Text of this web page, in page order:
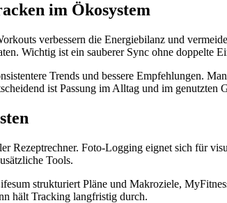
im Ökosystem
verbessern die Energiebilanz und
Wichtig ist ein sauberer Sync ohne doppelte
Trends und bessere Empfehlungen.
ist Passung im Alltag und im genutzten
Rezeptrechner. Foto-Logging eignet sich für
Tools.
strukturiert Pläne und Makroziele,
hält Tracking langfristig durch.